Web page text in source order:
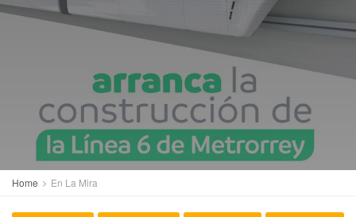
Home En La Mira